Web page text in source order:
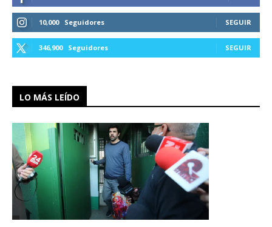
10,000 Seguidores SEGUIR
346,900 Seguidores SEGUIR
LO MÁS LEÍDO